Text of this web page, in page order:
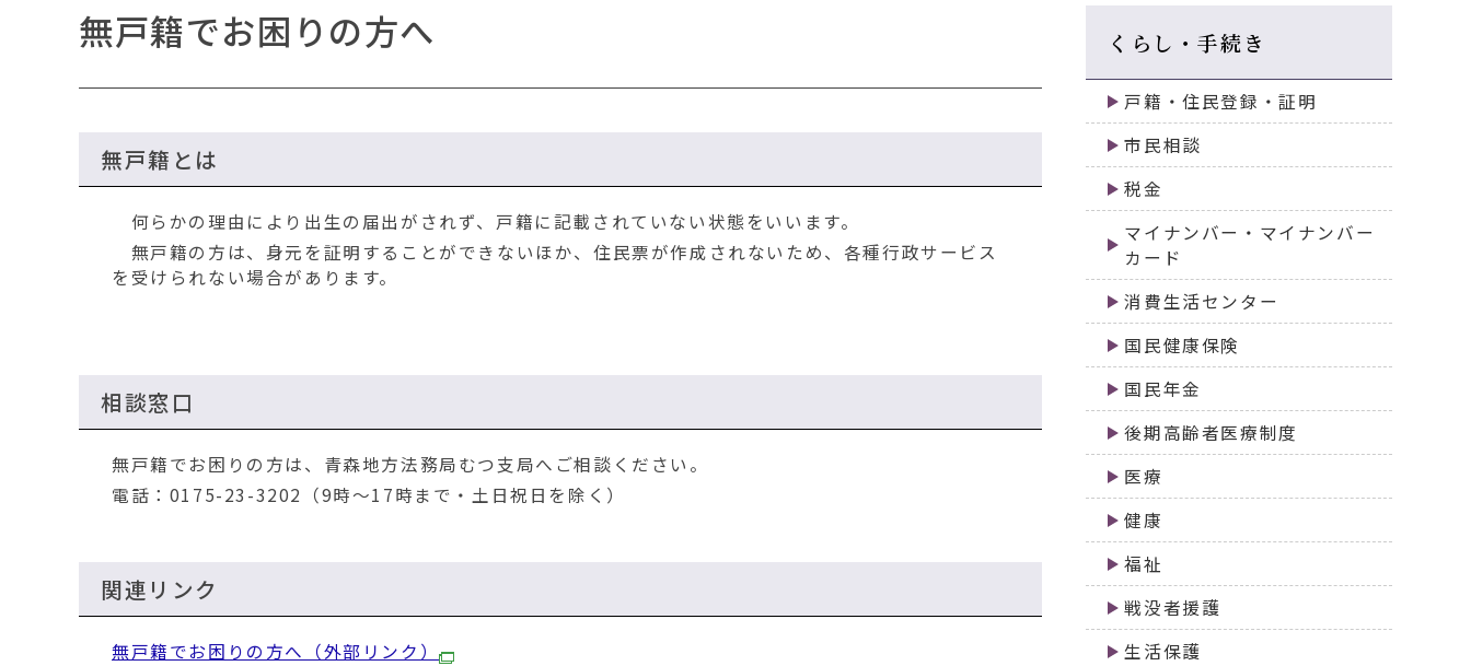
無戸籍でお困りの方へ
無戸籍とは
何らかの理由により出生の届出がされず、戸籍に記載されていない状態をいいます。
無戸籍の方は、身元を証明することができないほか、住民票が作成されないため、各種行政サービス
を受けられない場合があります。
相談窓口
無戸籍でお困りの方は、青森地方法務局むつ支局へご相談ください。
電話：0175-23-3202（9時～17時まで・土日祝日を除く）
関連リンク
無戸籍でお困りの方へ（外部リンク）
くらし・手続き
戸籍・住民登録・証明
市民相談
税金
マイナンバー・マイナンバー
カード
消費生活センター
国民健康保険
国民年金
後期高齢者医療制度
医療
健康
福祉
戦没者援護
生活保護